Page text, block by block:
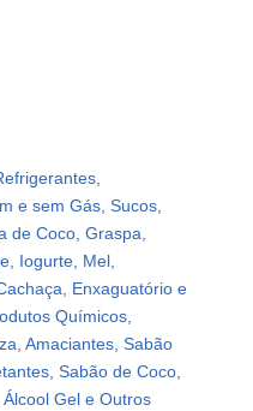
e sem Gás, Sucos,
de Coco, Graspa,
Iogurte, Mel,
Enxaguatório e
Químicos,
Amaciantes, Sabão
Sabão de Coco,
Gel e Outros